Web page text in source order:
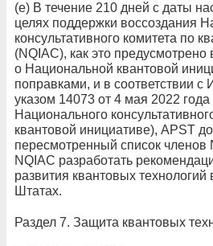
(e) В течение 210 дней с даты
целях поддержки воссоздания
консультативного комитета по
(NQIAC), как это предусмотрено
о Национальной квантовой
поправками, и в соответствии с
указом 14073 от 4 мая 2022
Национального
квантовой инициативе), APST
пересмотренный список членов
NQIAC разработать
развития квантовых
Штатах.
Раздел 7. Защита квантовых